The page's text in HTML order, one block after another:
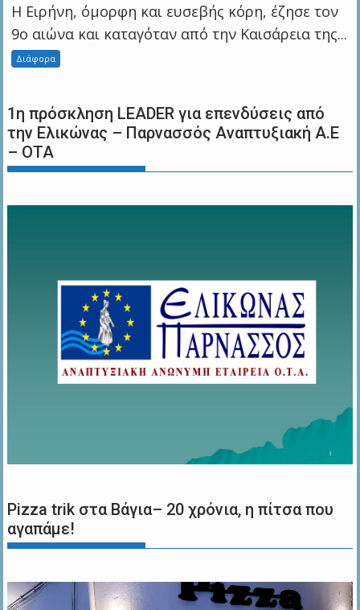
Η Ειρήνη, όμορφη και ευσεβής κόρη, έζησε τον
9ο αιώνα και καταγόταν από την Καισάρεια της...
Διάφορα
1η πρόσκληση LEADER για επενδύσεις από
την Ελικώνας – Παρνασσός Αναπτυξιακή Α.Ε
– ΟΤΑ
Pizza trik στα Βάγια– 20 χρόνια, η πίτσα που
αγαπάμε!